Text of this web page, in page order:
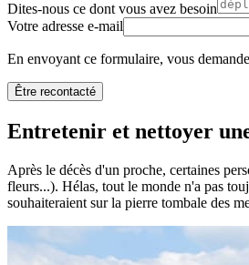
Dites-nous ce dont vous avez besoin
Votre adresse e-mail
En envoyant ce formulaire, vous
Être recontacté
Entretenir et nettoyer
Après le décès d'un proche, certaines
fleurs...). Hélas, tout le monde n'a pas
souhaiteraient sur la pierre tombale des